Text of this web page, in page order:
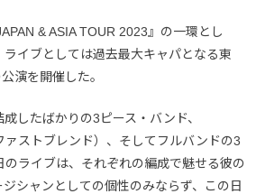
& ASIA TOUR 2023』の一環とし
ライブとしては過去最大キャパとなる東
演を開催した。
したばかりの3ピース・バンド、
ァストブレンド）、そしてフルバンドの3
ライブは、それぞれの編成で魅せる彼の
シャンとしての個性のみならず、この日